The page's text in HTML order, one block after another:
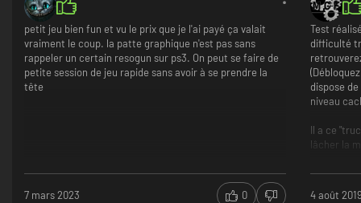
petit jeu bien fun et vu le prix que je l'ai payé ça valait
vraiment le coup. la patte graphique n'est pas sans
rappeler un certain resogun sur ps3. On peut se faire de
petite session de jeu rapide sans avoir à se prendre la
tête
7 mars 2023 0
Test
difficulté
dispose
niveau
Il a ce
lâcher la
Ce jeu
4 août